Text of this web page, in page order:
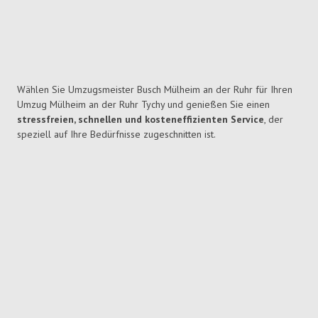
Wählen Sie Umzugsmeister Busch Mülheim an der Ruhr für Ihren
Umzug Mülheim an der Ruhr Tychy und genießen Sie einen
stressfreien, schnellen und kosteneffizienten Service, der
speziell auf Ihre Bedürfnisse zugeschnitten ist.